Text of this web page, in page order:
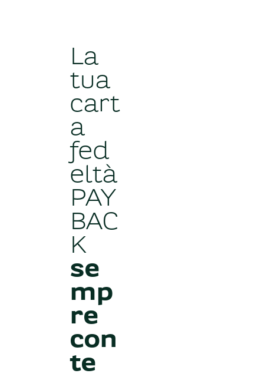
La
tua
cart
a
fed
eltà
PAY
BAC
K
se
mp
re
con
te